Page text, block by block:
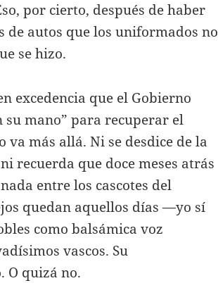
por cierto, después de haber
de autos que los uniformados no
se hizo.
excedencia que el Gobierno
su mano” para recuperar el
va más allá. Ni se desdice de la
recuerda que doce meses atrás
entre los cascotes del
quedan aquellos días —yo sí
como balsámica voz
vascos. Su
O quizá no.